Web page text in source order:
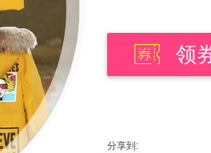
领
分享到: